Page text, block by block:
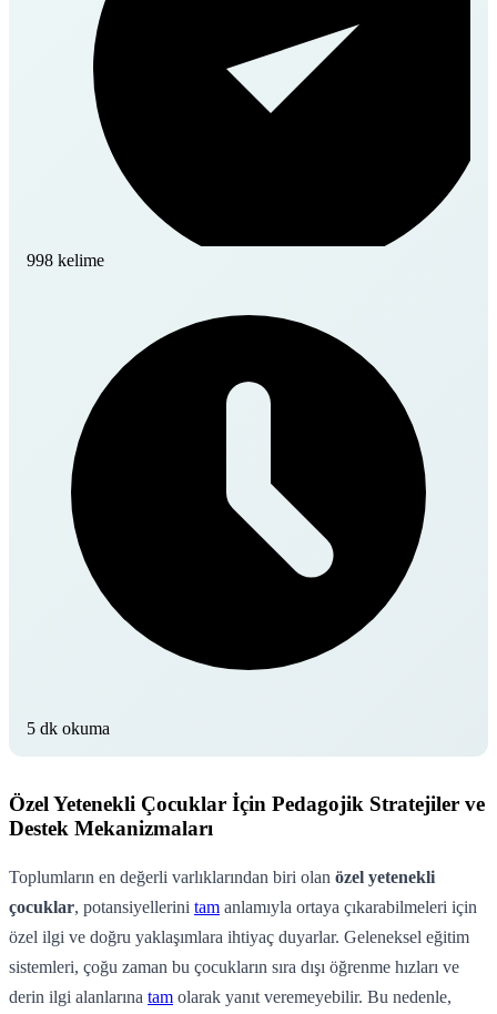
998 kelime
5 dk okuma
Özel Yetenekli Çocuklar İçin Pedagojik Stratejiler ve
Destek Mekanizmaları
Toplumların en değerli varlıklarından biri olan özel yetenekli
çocuklar, potansiyellerini tam anlamıyla ortaya çıkarabilmeleri için
özel ilgi ve doğru yaklaşımlara ihtiyaç duyarlar. Geleneksel eğitim
sistemleri, çoğu zaman bu çocukların sıra dışı öğrenme hızları ve
derin ilgi alanlarına tam olarak yanıt veremeyebilir. Bu nedenle,